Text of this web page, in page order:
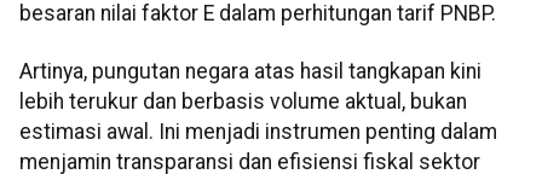
besaran nilai faktor E dalam perhitungan tarif PNBP.
Artinya, pungutan negara atas hasil tangkapan kini
lebih terukur dan berbasis volume aktual, bukan
estimasi awal. Ini menjadi instrumen penting dalam
menjamin transparansi dan efisiensi fiskal sektor